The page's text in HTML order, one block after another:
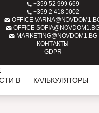
+359 52 999 669
+359 2 418 0002
OFFICE-
OFFICE-SOFIA@NOVDOM1.BG
MARKETING@NOVDOM1.BG
КОНТАКТЫ
GDPR
В
КАЛЬКУЛЯТОРЫ